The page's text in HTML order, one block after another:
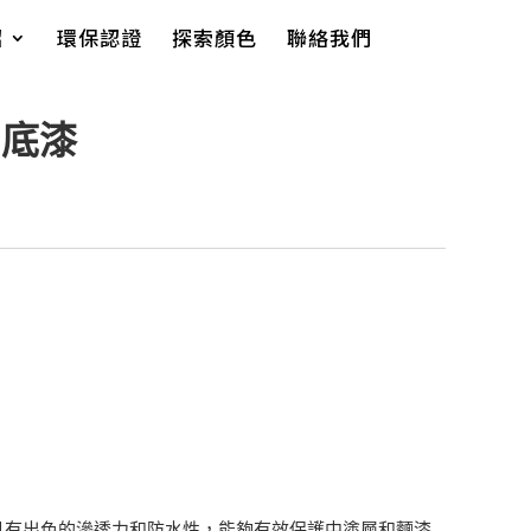
環保認證 探索顏色 聯絡我們
漆